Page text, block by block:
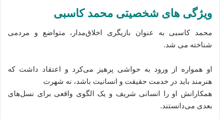
ویژگی‌ های شخصیتی محمد کاسبی
محمد کاسبی به عنوان بازیگری اخلاق‌مدار، متواضع و مردمی
شناخته می‌ شد.
او همواره از ورود به حواشی پرهیز می‌کرد و اعتقاد داشت که
هنرمند باید در خدمت حقیقت و انسانیت باشد، نه شهرت
همکارانش او را انسانی شریف و یک الگوی واقعی برای نسل‌های
بعدی می‌دانستند.